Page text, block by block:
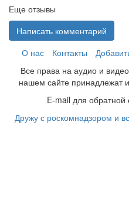
Еще отзывы
Написать комментарий
О нас
Контакты
Все права на аудио и
нашем сайте принадлежат
E-mail для обратной
Дружу с роскомнадзором и